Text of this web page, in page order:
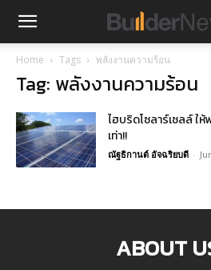
Home Tags พลังงานความร้อน
Tag: พลังงานความร้อน
ไฮบริดโซลาร์เซลล์ ใ
เท่า!!
ณัฐธิกานต์ อัจฉริยบดี -
ABOUT